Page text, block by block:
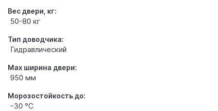
Вес двери, кг:
50-80 кг
Тип доводчика:
Гидравлический
Max ширина двери:
950 мм
Морозостойкость до:
-30 °С